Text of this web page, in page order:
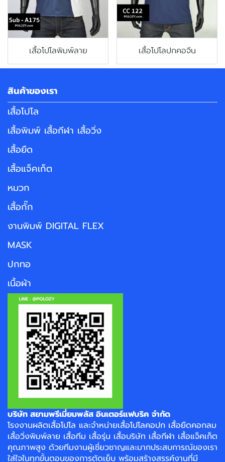
เสื้อโปโลพิมพ์ลาย เสื้อโปโลปกคอจีน
สินค้าของเรา
เสื้อโปโล
เสื้อพิมพ์ เสื้อกีฬา เสื้อวิ่ง
เสื้อยืด
เสื้อแจ็คเก็ต
หมวก
เสื้อกั๊ก
งานพิมพ์ DIGITAL FLEX
MASK
ปกทอ
เนื้อผ้า
บริษัท สยามพรีเมี่ยมพลัส อินเตอร์แฟบริค จำกัด
โรงงานผลิตเสื้อโปโล และจำหน่ายเสื้อโปโลคอปก เสื้อยืดคอกลม
เสื้อวิ่งพิมพ์ลาย เสื้อทีม เสื้อรุ่น เสื้อบริษัท เสื้อกีฬา เสื้อแจ็คเก็ต
คุณภาพสูง ด้วยทีมงานผู้เชี่ยวชาญและมากประสบการณ์ของเรา
ใส่ใจในทุกขั้นตอนของการตัดเย็บ พร้อมสร้างสรรค์งานที่มี